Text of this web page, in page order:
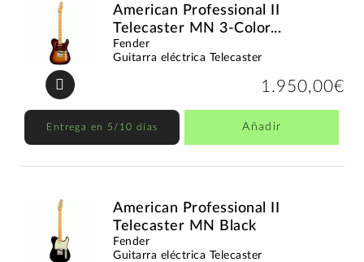
American Professional II
Telecaster MN 3-Color...
Fender
Guitarra eléctrica Telecaster
1.950,00€
Entrega en 5/10 días Añadir
American Professional II
Telecaster MN Black
Fender
Guitarra eléctrica Telecaster